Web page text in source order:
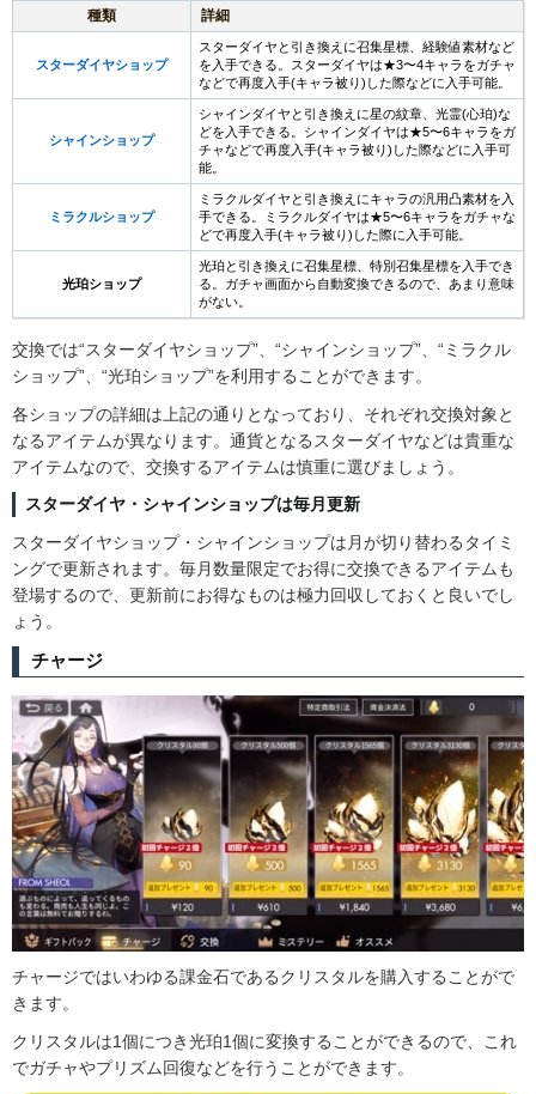
種類 詳細
スターダイヤショップ
スターダイヤと引き換えに召集星標、経験値素材など
を入手できる。スターダイヤは★3〜4キャラをガチャ
などで再度入手(キャラ被り)した際などに入手可能。
シャインショップ
シャインダイヤと引き換えに星の紋章、光霊(心珀)な
どを入手できる。シャインダイヤは★5〜6キャラをガ
チャなどで再度入手(キャラ被り)した際などに入手可
能。
ミラクルショップ
ミラクルダイヤと引き換えにキャラの汎用凸素材を入
手できる。ミラクルダイヤは★5〜6キャラをガチャな
どで再度入手(キャラ被り)した際に入手可能。
光珀ショップ
光珀と引き換えに召集星標、特別召集星標を入手でき
る。ガチャ画面から自動変換できるので、あまり意味
がない。
交換では“スターダイヤショップ”、“シャインショップ”、“ミラクル
ショップ”、“光珀ショップ”を利用することができます。
各ショップの詳細は上記の通りとなっており、それぞれ交換対象と
なるアイテムが異なります。通貨となるスターダイヤなどは貴重な
アイテムなので、交換するアイテムは慎重に選びましょう。
スターダイヤ・シャインショップは毎月更新
スターダイヤショップ・シャインショップは月が切り替わるタイミ
ングで更新されます。毎月数量限定でお得に交換できるアイテムも
登場するので、更新前にお得なものは極力回収しておくと良いでし
ょう。
チャージ
チャージではいわゆる課金石であるクリスタルを購入することがで
きます。
クリスタルは1個につき光珀1個に変換することができるので、これ
でガチャやプリズム回復などを行うことができます。